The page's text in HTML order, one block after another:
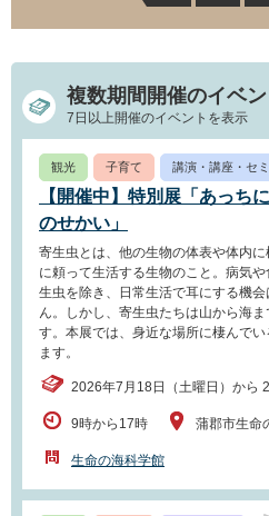
複数期間開催のイベン
7日以上開催のイベントを表示
観光 子育て 講演・講座・セ
【開催中】特別展「あっち
のせかい」
寄生虫とは、他の生物の体表や体内
に頼って生活する生物のこと。病気
生虫を除き、日常生活で耳にする機
ん。しかし、寄生虫たちは山から海
す。本展では、身近な場所に棲んで
ます。
2026年7月18日（土曜日）から
9時から17時 蒲郡市生命
生命の海科学館